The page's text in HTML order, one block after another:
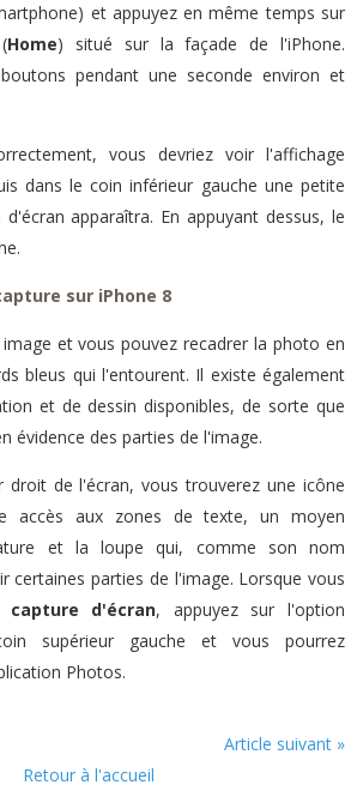
et appuyez en même temps sur
Home) situé sur la façade de l'iPhone.
pendant une seconde environ et
vous devriez voir l'affichage
dans le coin inférieur gauche une petite
apparaîtra. En appuyant dessus, le
sur iPhone 8
et vous pouvez recadrer la photo en
bleus qui l'entourent. Il existe également
et de dessin disponibles, de sorte que
évidence des parties de l'image.
droit de l'écran, vous trouverez une icône
accès aux zones de texte, un moyen
et la loupe qui, comme son nom
certaines parties de l'image. Lorsque vous
capture d'écran, appuyez sur l'option
supérieur gauche et vous pourrez
Photos.
Article suivant »
Retour à l'accueil